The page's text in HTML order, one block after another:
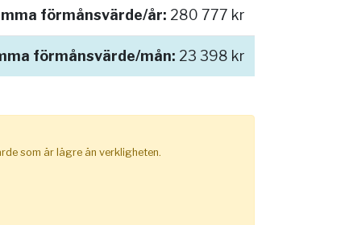
förmånsvärde/år: 280 777 kr
förmånsvärde/mån: 23 398 kr
som är lägre än verkligheten.